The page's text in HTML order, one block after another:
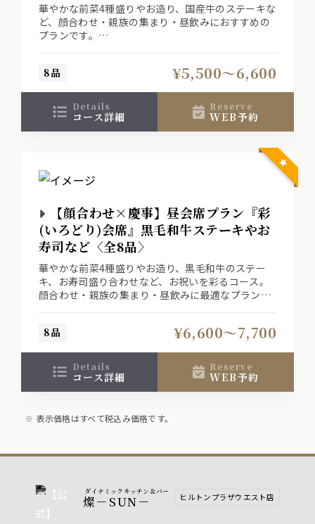
華やかな前菜4種盛りやお造り、国産牛のステーキな
ど、顔合わせ・親族の集まり・昼飲みにおすすめの
プランです。
【スタンダード飲み放題付 6,600円（税込）】
8品 ¥5,500〜6,600
details
コース詳細
reserve
WEB予約
【顔合わせ×慶事】昼会席プラン『彩
(いろどり)会席』黒毛和牛ステーキやお
寿司など〈全8品〉
華やかな前菜4種盛りやお造り、黒毛和牛のステー
キ、お寿司盛り合わせなど、お祝いを彩るコース。
顔合わせ・親族の集まり・昼飲みに最適なプランで
【スタンダード飲み放題付 7,700円（税込）】
8品 ¥6,600〜7,700
details
コース詳細
reserve
WEB予約
表示価格はすべて税込み価格です。
ダイナミックキッチン＆バー
燦－SUN－ ヒルトンプラザウエスト店